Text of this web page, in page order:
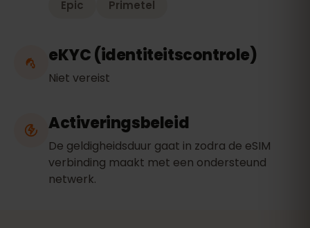
Epic Primetel
eKYC (identiteitscontrole)
Niet vereist
Activeringsbeleid
De geldigheidsduur gaat in zodra de eSIM
verbinding maakt met een ondersteund
netwerk.